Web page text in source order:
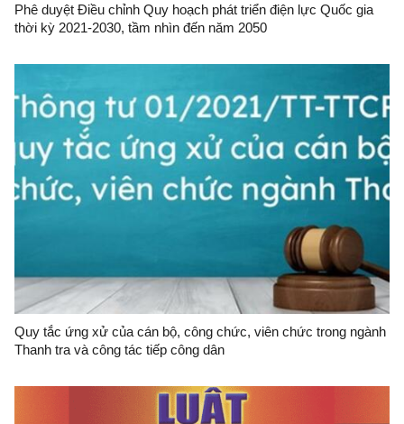
Phê duyệt Điều chỉnh Quy hoạch phát triển điện lực Quốc gia
thời kỳ 2021-2030, tầm nhìn đến năm 2050
Quy tắc ứng xử của cán bộ, công chức, viên chức trong ngành
Thanh tra và công tác tiếp công dân